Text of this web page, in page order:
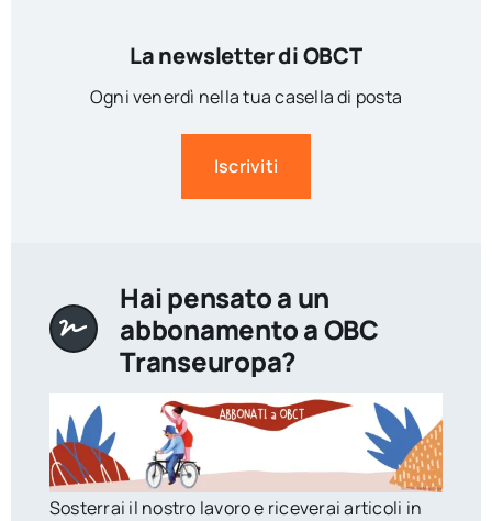
La newsletter di OBCT
Ogni venerdì nella tua casella di posta
Iscriviti
Hai pensato a un
abbonamento a OBC
Transeuropa?
Sosterrai il nostro lavoro e riceverai articoli in